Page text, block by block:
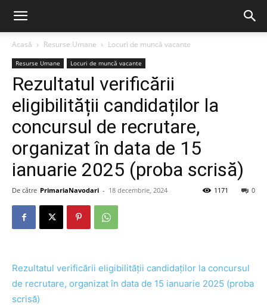
Acasă Resurse Umane Locuri de muncă vacante
Resurse Umane Locuri de muncă vacante
Rezultatul verificării
eligibilității candidaților la
concursul de recrutare,
organizat în data de 15
ianuarie 2025 (proba scrisă)
De către PrimariaNavodari - 18 decembrie, 2024 0
1171
Rezultatul verificării eligibilității candidaților la concursul
de recrutare, organizat în data de 15 ianuarie 2025 (proba
scrisă)